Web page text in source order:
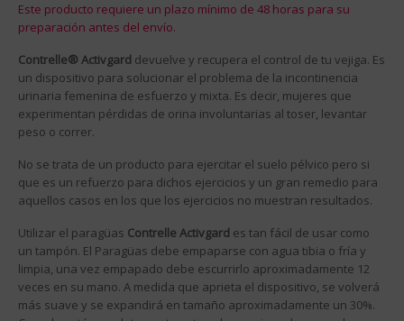
Este producto requiere un plazo mínimo de 48 horas para su
preparación antes del envío.
Contrelle® Activgard devuelve y recupera el control de tu vejiga. Es
un dispositivo para solucionar el problema de la incontinencia
urinaria femenina de esfuerzo y mixta. Es decir, mujeres que
experimentan pérdidas de orina involuntarias al toser, levantar
peso o correr.
No se trata de un producto para ejercitar el suelo pélvico pero si
que es un refuerzo para dichos ejercicios y un gran remedio para
aquellos casos en los que los ejercicios no muestran resultados.
Utilizar el paragüas Contrelle Activgard es tan fácil de usar como
un tampón. El Paragüas debe empaparse con agua tibia o fría y
limpia, una vez empapado debe escurrirlo aproximadamente 12
veces en su mano. A medida que aprieta el dispositivo, se volverá
más suave y se expandirá en tamaño aproximadamente un 30%.